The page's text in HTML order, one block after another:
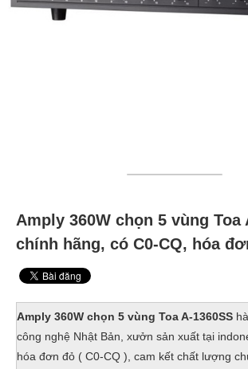
Amply 360W chọn 5 vùng Toa
chính hãng, có C0-CQ, hóa
Amply 360W chọn 5 vùng Toa A-1360SS
công nghệ Nhật Bản, xưởn sản xuất tại
hóa đơn đỏ ( C0-CQ ), cam kết chất lượng